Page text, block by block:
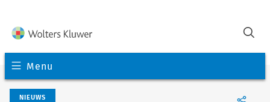
Menu
NIEUWS